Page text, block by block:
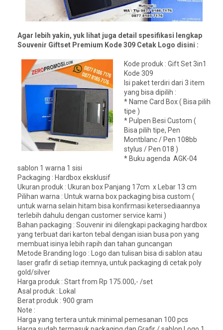
Agar lebih yakin, yuk lihat juga detail spesifikasi lengkap
Souvenir Giftset Premium Kode 309 Cetak Logo disini :
Kode produk : Gift Set 3in1
Kode 309
Isi paket terdiri dari 3 item
yang bisa dipilih :
* Name Card Box ( Bisa pilih
tipe )
* Pulpen Besi Custom (
Bisa pilih tipe, Pen
Montblanc / Pen 108bb
stylus / Pen 018 )
* Buku agenda AGK-04
sablon 1 warna 1 sisi
Packaging : Hardbox eksklusif
Ukuran produk : Ukuran box Panjang 17cm x Lebar 13 cm
Pilihan warna : Untuk warna box packaging bisa custom (
untuk warna selain hitam bisa konfirmasi ketersediaannya
terlebih dahulu dengan customer service kami )
Bahan packaging : Souvenir ini dilengkapi packaging hardbox
yang terbuat dari karton tebal dengan isian busa pon yang
membuat isinya lebih rapih dan tahan guncangan
Metode Branding logo : Logo dan tulisan bisa di sablon atau
laser grafir di setiap itemnya, untuk packaging di cetak poly
gold/silver
Harga produk : Start from Rp 175.000,- /set
Asal produk : Lokal
Berat produk : 900 gram
Note :
Harga yang tertera untuk minimal pemesanan 100 pcs